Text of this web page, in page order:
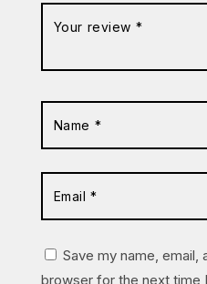
Save my name, email,
browser for the next time